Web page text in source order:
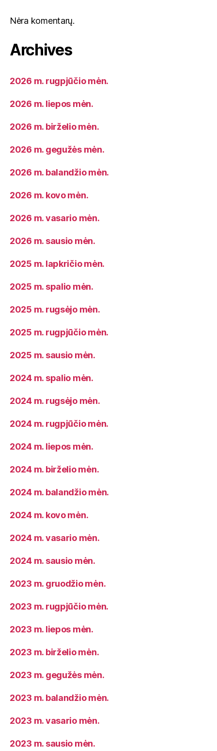
Nėra komentarų.
Archives
2026 m. rugpjūčio mėn.
2026 m. liepos mėn.
2026 m. birželio mėn.
2026 m. gegužės mėn.
2026 m. balandžio mėn.
2026 m. kovo mėn.
2026 m. vasario mėn.
2026 m. sausio mėn.
2025 m. lapkričio mėn.
2025 m. spalio mėn.
2025 m. rugsėjo mėn.
2025 m. rugpjūčio mėn.
2025 m. sausio mėn.
2024 m. spalio mėn.
2024 m. rugsėjo mėn.
2024 m. rugpjūčio mėn.
2024 m. liepos mėn.
2024 m. birželio mėn.
2024 m. balandžio mėn.
2024 m. kovo mėn.
2024 m. vasario mėn.
2024 m. sausio mėn.
2023 m. gruodžio mėn.
2023 m. rugpjūčio mėn.
2023 m. liepos mėn.
2023 m. birželio mėn.
2023 m. gegužės mėn.
2023 m. balandžio mėn.
2023 m. vasario mėn.
2023 m. sausio mėn.